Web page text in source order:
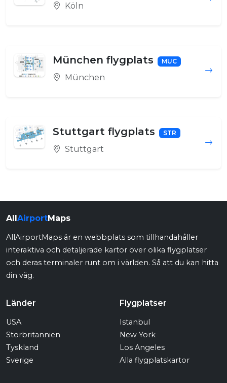
Köln
München flygplats MUC
München
Stuttgart flygplats STR
Stuttgart
AllAirportMaps
AllAirportMaps är en webbplats som tillhandahåller
interaktiva och detaljerade kartor över olika flygplatser
och deras terminaler runt om i världen. Så att du kan hitta
din väg.
Länder
USA
Storbritannien
Tyskland
Sverige
Flygplatser
Istanbul
New York
Los Angeles
Alla flygplatskartor